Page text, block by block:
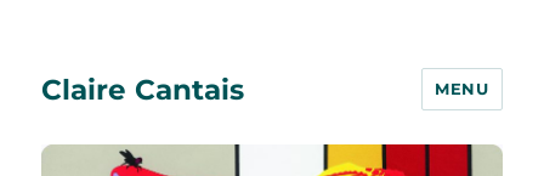
Claire Cantais MENU